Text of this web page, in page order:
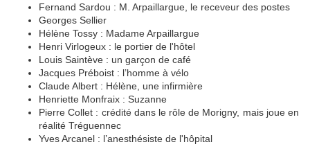
Fernand Sardou : M. Arpaillargue, le receveur des postes
Georges Sellier
Hélène Tossy : Madame Arpaillargue
Henri Virlogeux : le portier de l'hôtel
Louis Saintève : un garçon de café
Jacques Préboist : l’homme à vélo
Claude Albert : Hélène, une infirmière
Henriette Monfraix : Suzanne
Pierre Collet : crédité dans le rôle de Morigny, mais joue en
réalité Tréguennec
Yves Arcanel : l’anesthésiste de l'hôpital